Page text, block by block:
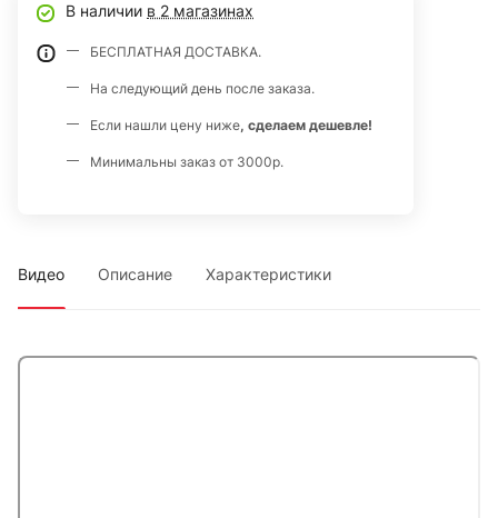
В наличии в 2 магазинах
БЕСПЛАТНАЯ ДОСТАВКА.
На следующий день после заказа.
Если нашли цену ниже, сделаем дешевле!
Минимальны заказ от 3000р.
Видео Описание Характеристики